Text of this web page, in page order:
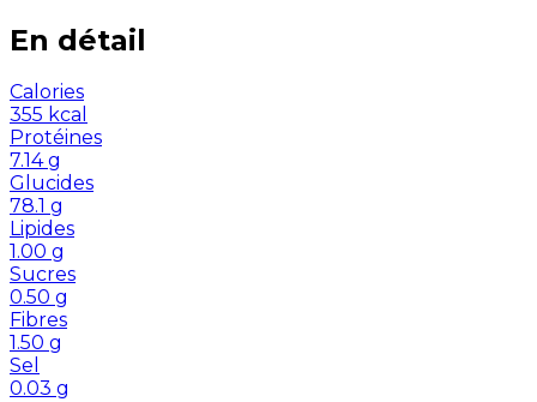
En détail
Calories
355 kcal
Protéines
7.14 g
Glucides
78.1 g
Lipides
1.00 g
Sucres
0.50 g
Fibres
1.50 g
Sel
0.03 g